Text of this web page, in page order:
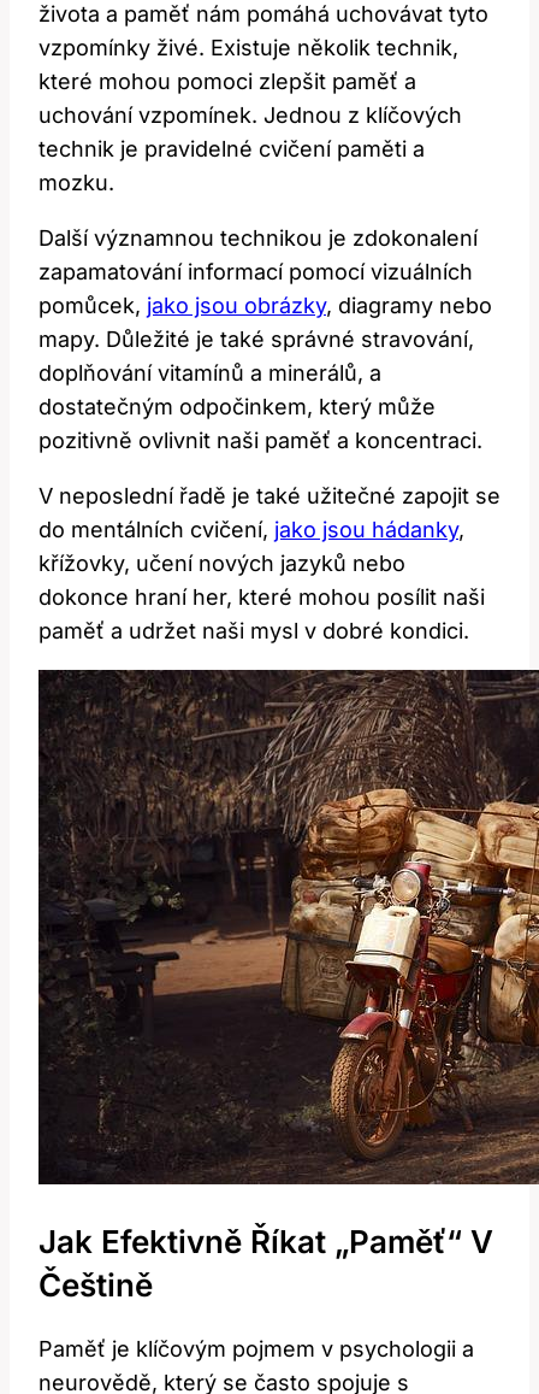
života a paměť nám pomáhá uchovávat tyto
vzpomínky živé. Existuje několik technik,
které mohou pomoci zlepšit paměť a
uchování vzpomínek. Jednou z klíčových
technik je pravidelné cvičení paměti a
mozku.
Další významnou technikou je zdokonalení
zapamatování informací pomocí vizuálních
pomůcek, jako jsou obrázky, diagramy nebo
mapy. Důležité je také správné stravování,
doplňování vitamínů a minerálů, a
dostatečným odpočinkem, který může
pozitivně ovlivnit naši paměť a koncentraci.
V neposlední řadě je také užitečné zapojit se
do mentálních cvičení, jako jsou hádanky,
křížovky, učení nových jazyků nebo
dokonce hraní her, které mohou posílit naši
paměť a udržet naši mysl v dobré kondici.
Jak Efektivně Říkat „paměť“ V
Češtině
Paměť je klíčovým pojmem v psychologii a
neurovědě, který se často spojuje s